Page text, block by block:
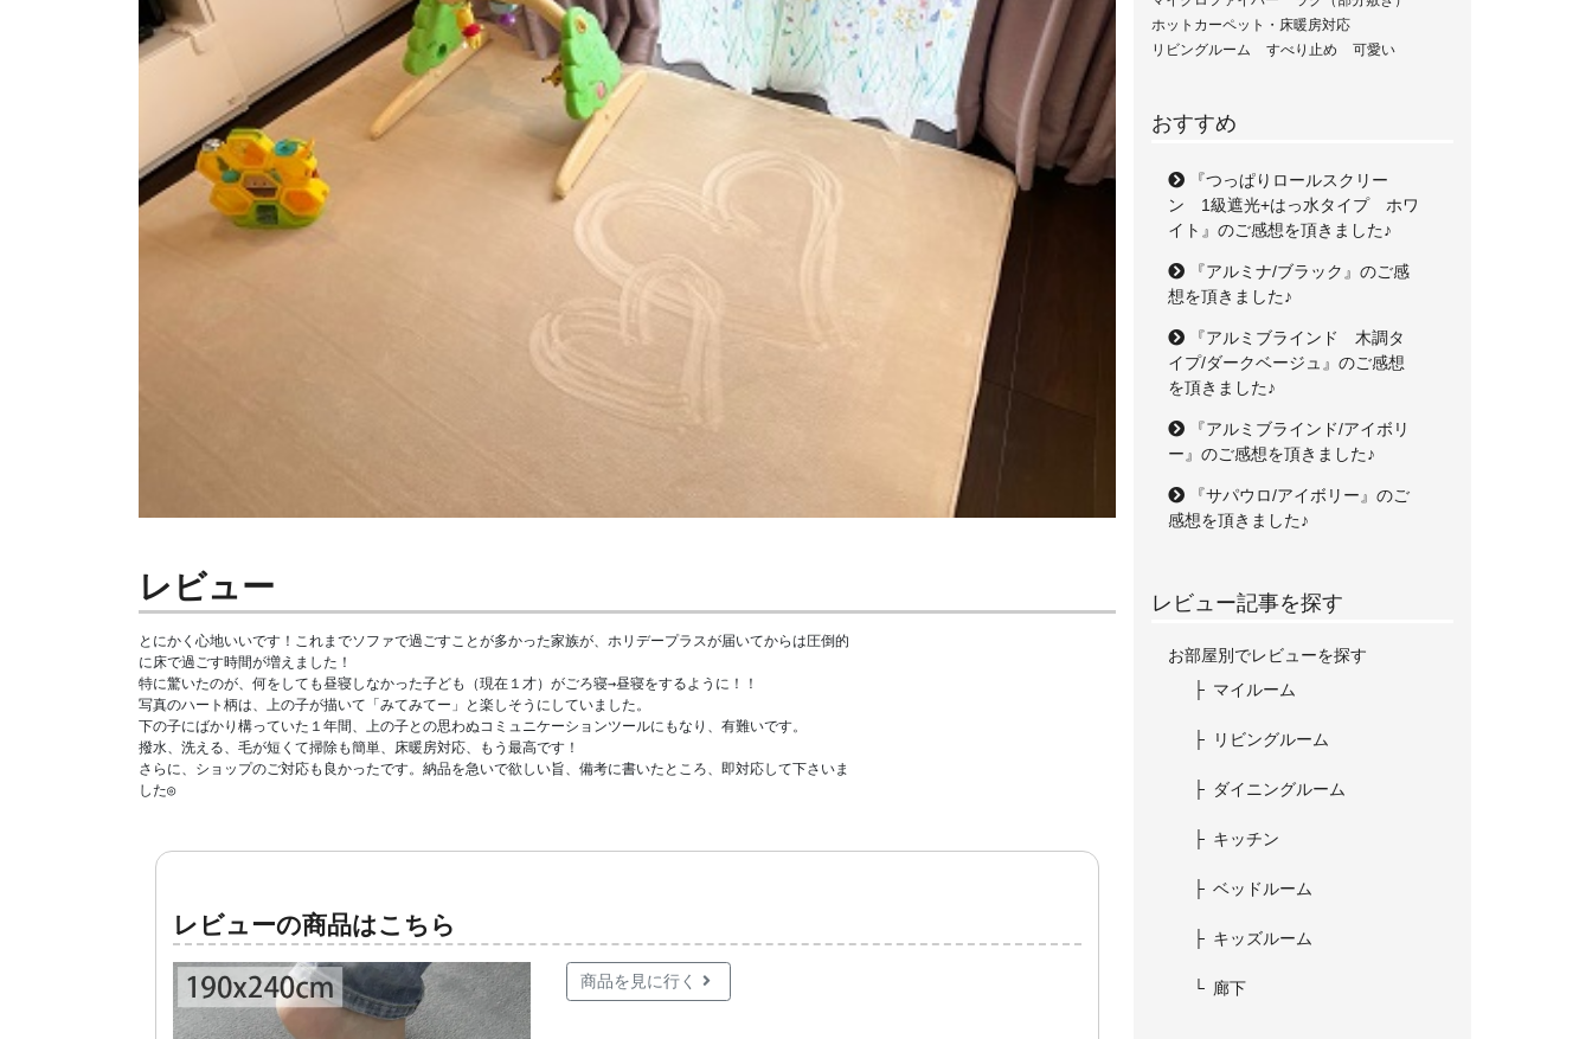
レビュー
とにかく心地いいです！これまでソファで過ごすことが多かった家族が、ホリデープラスが届いてからは圧倒的
に床で過ごす時間が増えました！
特に驚いたのが、何をしても昼寝しなかった子ども（現在１才）がごろ寝→昼寝をするように！！
写真のハート柄は、上の子が描いて「みてみてー」と楽しそうにしていました。
下の子にばかり構っていた１年間、上の子との思わぬコミュニケーションツールにもなり、有難いです。
撥水、洗える、毛が短くて掃除も簡単、床暖房対応、もう最高です！
さらに、ショップのご対応も良かったです。納品を急いで欲しい旨、備考に書いたところ、即対応して下さいま
した◎
レビューの商品はこちら
商品を見に行く
ホットカーペット・床暖房対応
リビングルーム
すべり止め 可愛い
おすすめ
『つっぱりロールスクリー
ン 1級遮光+はっ水タイプ ホワ
イト』のご感想を頂きました♪
『アルミナ/ブラック』のご感
想を頂きました♪
『アルミブラインド 木調タ
イプ/ダークベージュ』のご感想
を頂きました♪
『アルミブラインド/アイボリ
ー』のご感想を頂きました♪
『サパウロ/アイボリー』のご
感想を頂きました♪
レビュー記事を探す
お部屋別でレビューを探す
マイルーム
リビングルーム
ダイニングルーム
キッチン
ベッドルーム
キッズルーム
廊下